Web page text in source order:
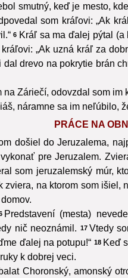
smutný, keď je mesto,
som kráľovi: „Ak
6 Kráľ sa ma ďalej pýtal (a
„Ak uzná kráľ za
drevo na pokrytie brán
Záriečí, odovzdal som
náramne sa im neľúbilo,
PRÁCE NA
došiel do Jeruzalema,
pre Jeruzalem.
som jeruzalemský múr,
na ktorom som išiel,
Predstavení (mesta)
nič neoznámil. 17 Vtedy
ďalej na potupu!“ 18 Keď
k dobrej veci.
Choronský, amonský